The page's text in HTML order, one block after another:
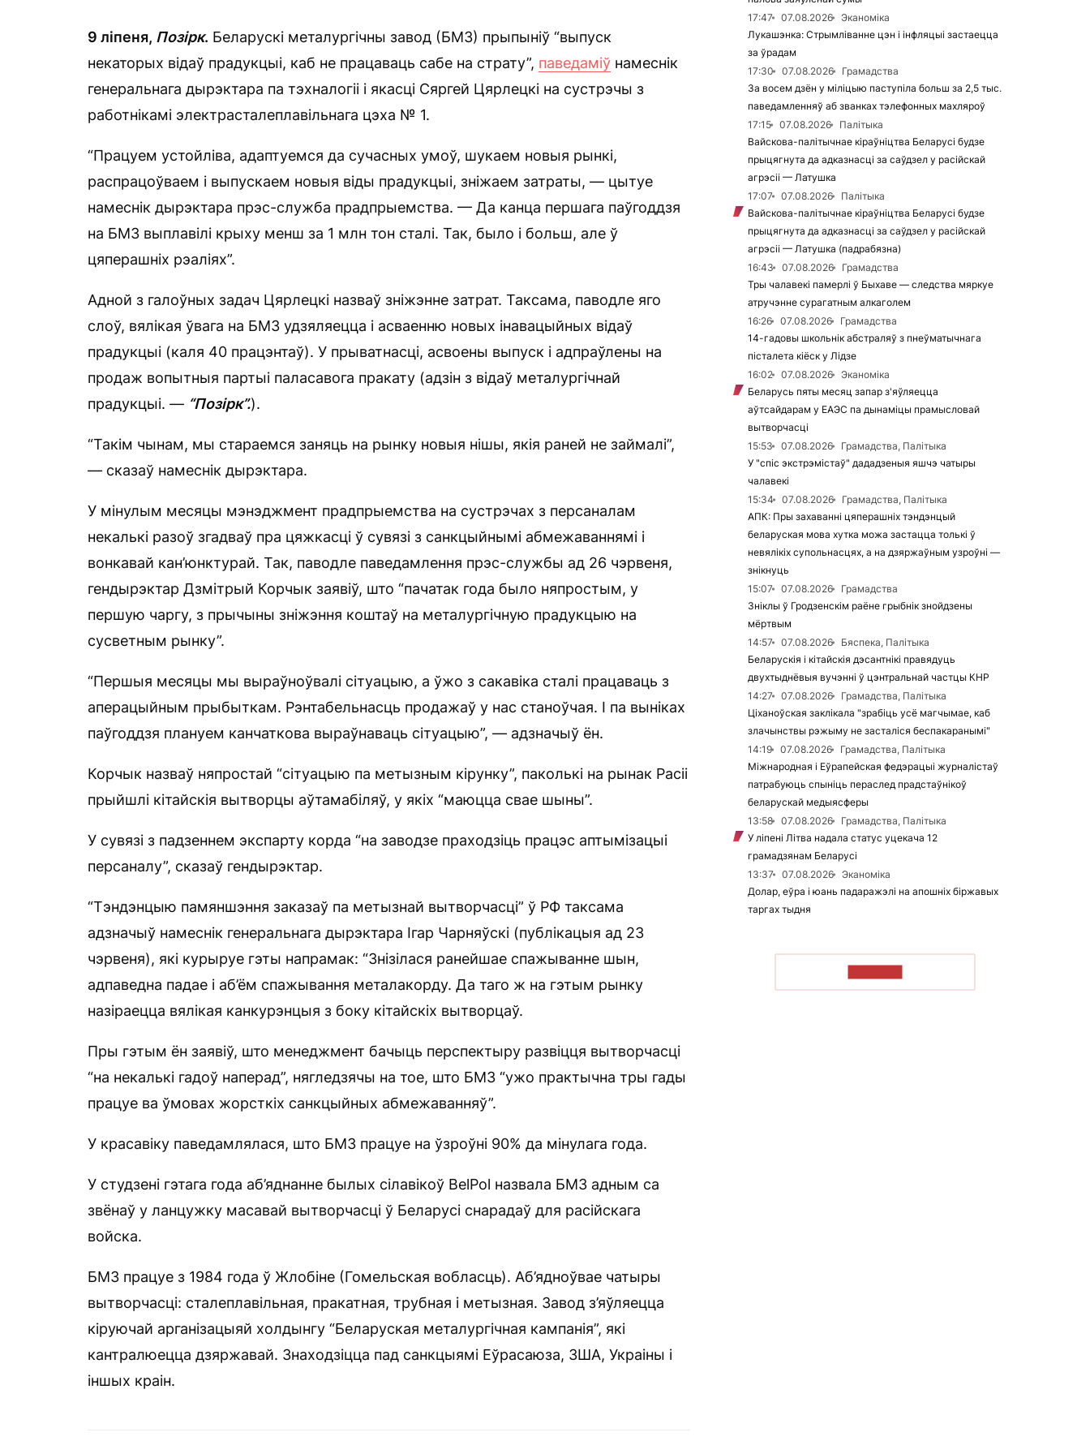
9 ліпеня, Позірк. Беларускі металургічны завод (БМЗ) прыпыніў “выпуск
некаторых відаў прадукцыі, каб не працаваць сабе на страту”, паведаміў намеснік
генеральнага дырэктара па тэхналогіі і якасці Сяргей Цярлецкі на сустрэчы з
работнікамі электрасталеплавільнага цэха № 1.
“Працуем устойліва, адаптуемся да сучасных умоў, шукаем новыя рынкі,
распрацоўваем і выпускаем новыя віды прадукцыі, зніжаем затраты, — цытуе
намеснік дырэктара прэс-служба прадпрыемства. — Да канца першага паўгоддзя
на БМЗ выплавілі крыху менш за 1 млн тон сталі. Так, было і больш, але ў
цяперашніх рэаліях”.
Адной з галоўных задач Цярлецкі назваў зніжэнне затрат. Таксама, паводле яго
слоў, вялікая ўвага на БМЗ удзяляецца і асваенню новых інавацыйных відаў
прадукцыі (каля 40 працэнтаў). У прыватнасці, асвоены выпуск і адпраўлены на
продаж вопытныя партыі паласавога пракату (адзін з відаў металургічнай
прадукцыі. — “Позірк”.).
“Такім чынам, мы стараемся заняць на рынку новыя нішы, якія раней не займалі”,
— сказаў намеснік дырэктара.
У мінулым месяцы мэнэджмент прадпрыемства на сустрэчах з персаналам
некалькі разоў згадваў пра цяжкасці ў сувязі з санкцыйнымі абмежаваннямі і
вонкавай кан’юнктурай. Так, паводле паведамлення прэс-службы ад 26 чэрвеня,
гендырэктар Дзмітрый Корчык заявіў, што “пачатак года было няпростым, у
першую чаргу, з прычыны зніжэння коштаў на металургічную прадукцыю на
сусветным рынку”.
“Першыя месяцы мы выраўноўвалі сітуацыю, а ўжо з сакавіка сталі працаваць з
аперацыйным прыбыткам. Рэнтабельнасць продажаў у нас станоўчая. І па выніках
паўгоддзя плануем канчаткова выраўнаваць сітуацыю”, — адзначыў ён.
Корчык назваў няпростай “сітуацыю па метызным кірунку”, паколькі на рынак Расіі
прыйшлі кітайскія вытворцы аўтамабіляў, у якіх “маюцца свае шыны”.
У сувязі з падзеннем экспарту корда “на заводзе праходзіць працэс аптымізацыі
персаналу”, сказаў гендырэктар.
“Тэндэнцыю памяншэння заказаў па метызнай вытворчасці” ў РФ таксама
адзначыў намеснік генеральнага дырэктара Ігар Чарняўскі (публікацыя ад 23
чэрвеня), які курыруе гэты напрамак: “Знізілася ранейшае спажыванне шын,
адпаведна падае і аб’ём спажывання металакорду. Да таго ж на гэтым рынку
назіраецца вялікая канкурэнцыя з боку кітайскіх вытворцаў.
Пры гэтым ён заявіў, што менеджмент бачыць перспектыру развіцця вытворчасці
“на некалькі гадоў наперад”, нягледзячы на ​​тое, што БМЗ “ужо практычна тры гады
працуе ва ўмовах жорсткіх санкцыйных абмежаванняў”.
У красавіку паведамлялася, што БМЗ працуе на ўзроўні 90% да мінулага года.
У студзені гэтага года аб’яднанне былых сілавікоў BelPol назвала БМЗ адным са
звёнаў у ланцужку масавай вытворчасці ў Беларусі снарадаў для расійскага
войска.
БМЗ працуе з 1984 года ў Жлобіне (Гомельская вобласць). Аб’ядноўвае чатыры
вытворчасці: сталеплавільная, пракатная, трубная і метызная. Завод з’яўляецца
кіруючай арганізацыяй холдынгу “Беларуская металургічная кампанія”, які
кантралюецца дзяржавай. Знаходзіцца пад санкцыямі Еўрасаюза, ЗША, Украіны і
іншых краін.
17:47
07.08.2026
Эканоміка
Лукашэнка: Стрымліванне цэн і інфляцыі застаецца
за ўрадам
17:30
07.08.2026
Грамадства
За восем дзён у міліцыю паступіла больш за 2,5 тыс.
паведамленняў аб званках тэлефонных махляроў
17:15
07.08.2026
Палітыка
Вайскова-палітычнае кіраўніцтва Беларусі будзе
прыцягнута да адказнасці за саўдзел у расійскай
агрэсіі — Латушка
17:07
07.08.2026
Палітыка
Вайскова-палітычнае кіраўніцтва Беларусі будзе
прыцягнута да адказнасці за саўдзел у расійскай
агрэсіі — Латушка (падрабязна)
16:43
07.08.2026
Грамадства
Тры чалавекі памерлі ў Быхаве — следства мяркуе
атручэнне сурагатным алкаголем
16:26
07.08.2026
Грамадства
14-гадовы школьнік абстраляў з пнеўматычнага
пісталета кіёск у Лідзе
16:02
07.08.2026
Эканоміка
Беларусь пяты месяц запар з'яўляецца
аўтсайдарам у ЕАЭС па дынаміцы прамысловай
вытворчасці
15:53
07.08.2026
Грамадства, Палітыка
У "спіс экстрэмістаў" дададзеныя яшчэ чатыры
чалавекі
15:34
07.08.2026
Грамадства, Палітыка
АПК: Пры захаванні цяперашніх тэндэнцый
беларуская мова хутка можа застацца толькі ў
невялікіх супольнасцях, а на дзяржаўным узроўні —
знікнуць
15:07
07.08.2026
Грамадства
Зніклы ў Гродзенскім раёне грыбнік знойдзены
мёртвым
14:57
07.08.2026
Бяспека, Палітыка
Беларускія і кітайскія дэсантнікі правядуць
двухтыднёвыя вучэнні ў цэнтральнай частцы КНР
14:27
07.08.2026
Грамадства, Палітыка
Ціханоўская заклікала "зрабіць усё магчымае, каб
злачынствы рэжыму не засталіся беспакаранымі"
14:19
07.08.2026
Грамадства, Палітыка
Міжнародная і Еўрапейская федэрацыі журналістаў
патрабуюць спыніць пераслед прадстаўнікоў
беларускай медыясферы
13:58
07.08.2026
Грамадства, Палітыка
У ліпені Літва надала статус уцекача 12
грамадзянам Беларусі
13:37
07.08.2026
Эканоміка
Долар, еўра і юань падаражэлі на апошніх біржавых
таргах тыдня